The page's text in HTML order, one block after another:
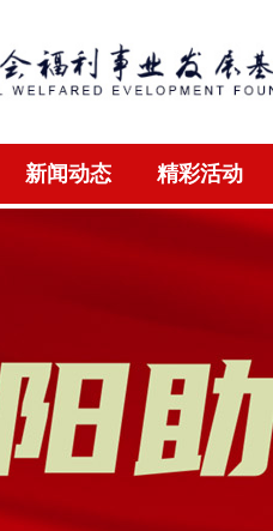
新闻动态 精彩活动